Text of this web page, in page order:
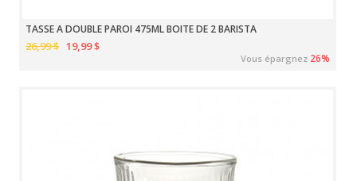
TASSE A DOUBLE PAROI 475ML BOITE DE 2 BARISTA
26,99 $ 19,99 $
Vous épargnez 26%